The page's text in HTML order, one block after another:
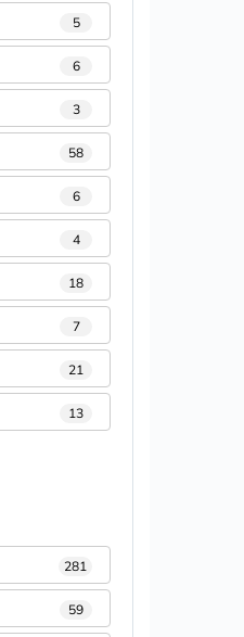
5
6
3
58
6
4
18
7
21
13
281
59